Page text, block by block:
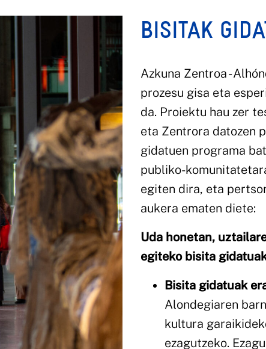
BISITAK
Azkuna Zentroa -
prozesu gisa eta
da. Proiektu hau zer
eta Zentrora datozen
gidatuen programa
publiko-
egiten dira, eta
aukera ematen diete:
Uda honetan,
egiteko bisita
Bisita gidatuak
Alondegiaren
kultura
ezagutzeko.